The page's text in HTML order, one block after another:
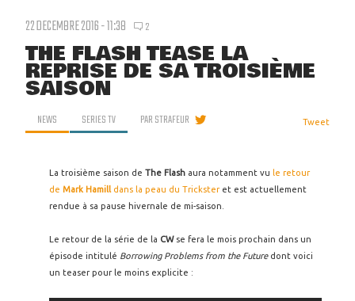
22 DECEMBRE 2016 - 11:38 2
THE FLASH TEASE LA
REPRISE DE SA TROISIÈME
SAISON
NEWS SERIES TV PARSTRAFEUR Tweet
La troisième saison de The Flash aura notamment vu le retour
de Mark Hamill dans la peau du Tricksteret est actuellement
rendue à sa pause hivernale de mi-saison.
Le retour de la série de la CW se fera le mois prochain dans un
épisode intitulé Borrowing Problems from the Futuredont voici
un teaser pour le moins explicite :